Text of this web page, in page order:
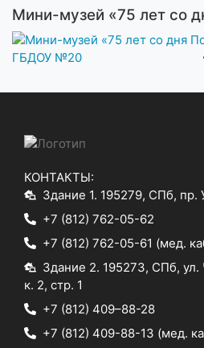
Мини-музей «75 лет со
ГБДОУ №20
КОНТАКТЫ:
Здание 1. 195279, СПб, пр.
+7 (812) 762-05-62
+7 (812) 762-05-61 (мед.
Здание 2. 195273, СПб,
к. 2, стр. 1
+7 (812) 409–88-28
+7 (812) 409-88-13 (мед.